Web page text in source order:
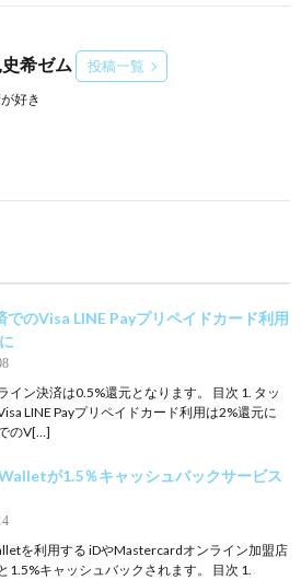
希ゼム 投稿一覧
好き
でのVisa LINE Payプリペイドカード利用
イン決済は0.5%還元となります。 目次 1. タッ
LINE Payプリペイドカード利用は2%還元に
のV[…]
が1.5％キャッシュバックサービス
を利用する iDやMastercardオンライン加盟店
1.5%キャッシュバックされます。 目次 1.